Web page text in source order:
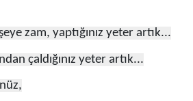
zam, yaptığınız yeter artık...
çaldığınız yeter artık...